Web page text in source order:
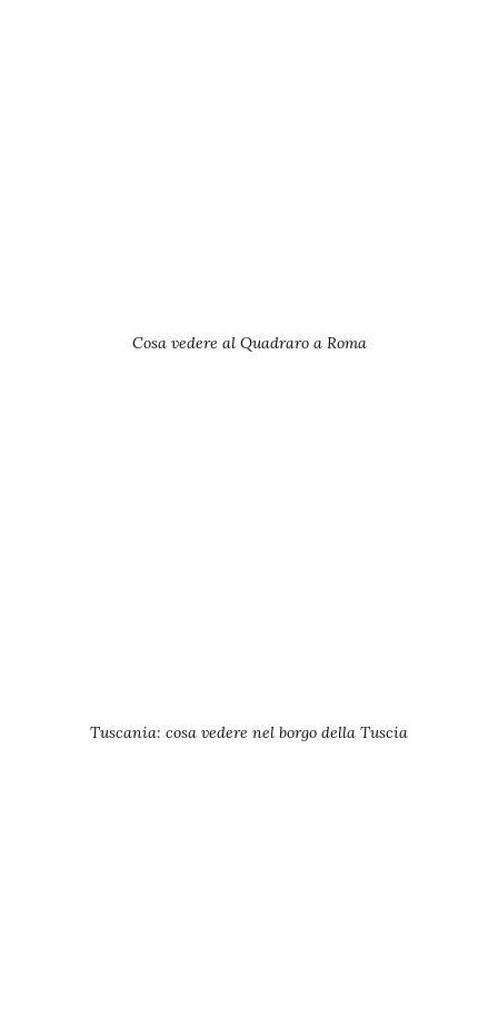
Cosa vedere al Quadraro a Roma
Tuscania: cosa vedere nel borgo della Tuscia